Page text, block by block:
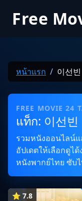
Free
หน้าแรก 이선빈
FREE MOVIE 24
แท็ก: 이선빈
รวมหนังออนไลน์แ
อัปเดตให้เลือกดูไ
หนังพากย์ไทย ซับ
⭐ 7.8